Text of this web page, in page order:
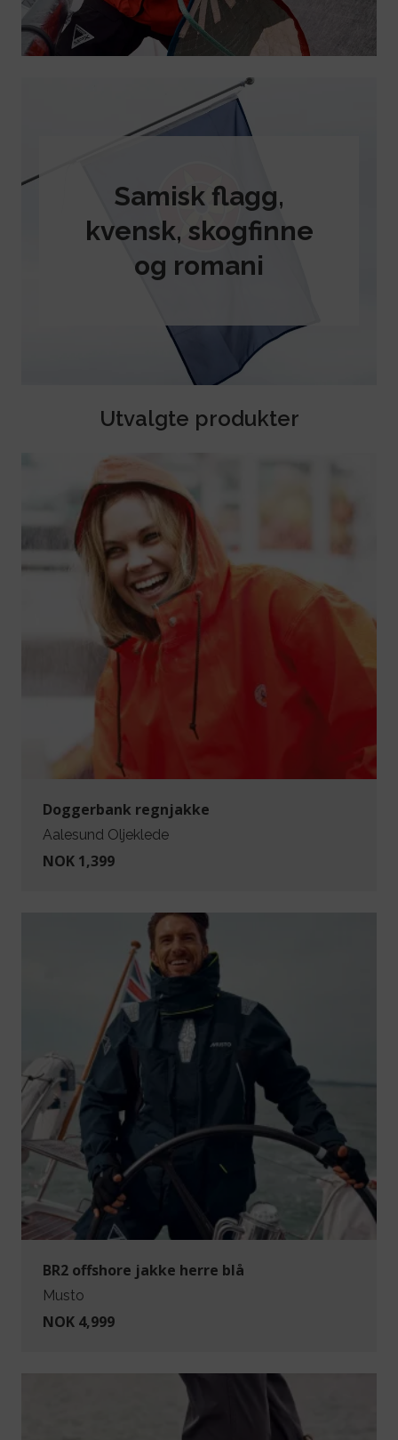
Samisk flagg,
kvensk, skogfinne
og romani
Utvalgte produkter
Doggerbank regnjakke
Aalesund Oljeklede
NOK 1,399
BR2 offshore jakke herre blå
Musto
NOK 4,999